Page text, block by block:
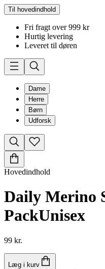
Til hovedindhold
Fri fragt over 999 kr
Hurtig levering
Leveret til døren
Dame
Herre
Børn
Udforsk
Hovedindhold
Daily Merino
PackUnisex
99 kr.
Læg i kurv